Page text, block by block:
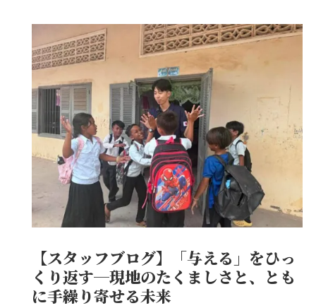
【スタッフブログ】「与える」をひっ
くり返す─現地のたくましさと、とも
に手繰り寄せる未来